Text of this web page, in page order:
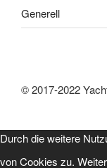
Generell
© 2017-2022
Durch die weitere
von Cookies zu.